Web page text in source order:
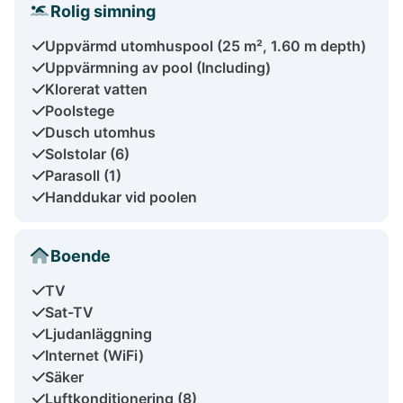
Rolig simning
Uppvärmd utomhuspool (25 m², 1.60 m depth)
Uppvärmning av pool (Including)
Klorerat vatten
Poolstege
Dusch utomhus
Solstolar (6)
Parasoll (1)
Handdukar vid poolen
Boende
TV
Sat-TV
Ljudanläggning
Internet (WiFi)
Säker
Luftkonditionering (8)